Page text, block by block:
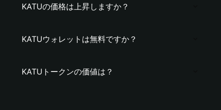
KATUの価格は上昇しますか？
KATUウォレットは無料ですか？
KATUトークンの価値は？